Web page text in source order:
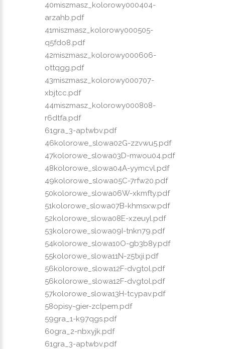
40miszmasz_kolorowy000404-
arzahb.pdf
41miszmasz_kolorowy000505-
q5fdo8.pdf
42miszmasz_kolorowy000606-
ottqgg.pdf
43miszmasz_kolorowy000707-
xbjtcc.pdf
44miszmasz_kolorowy000808-
r6dtfa.pdf
61gra_3-aptwbv.pdf
46kolorowe_slowa02G-zzvwu5.pdf
47kolorowe_slowa03D-mwou04.pdf
48kolorowe_slowa04A-yymcvl.pdf
49kolorowe_slowa05C-7rfw20.pdf
50kolorowe_slowa06W-xkmfty.pdf
51kolorowe_slowa07B-khmsxw.pdf
52kolorowe_slowa08E-xzeuyl.pdf
53kolorowe_slowa09I-tnkn79.pdf
54kolorowe_slowa10O-gb3b8y.pdf
55kolorowe_slowa11N-z5txji.pdf
56kolorowe_slowa12F-dvgtol.pdf
56kolorowe_slowa12F-dvgtol.pdf
57kolorowe_slowa13H-tcypav.pdf
58opisy-gier-zclpem.pdf
59gra_1-k97qgs.pdf
60gra_2-nbxyjk.pdf
61gra_3-aptwbv.pdf